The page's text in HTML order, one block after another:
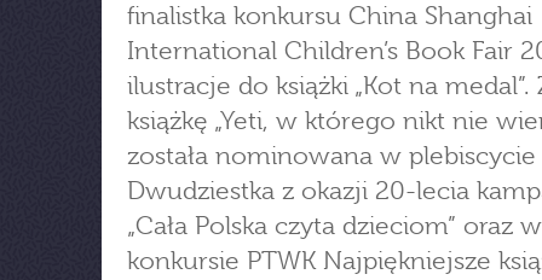
finalistka konkursu China Shanghai
International Children’s Book Fair
ilustracje do książki „Kot na medal”.
książkę „Yeti, w którego nikt nie
została nominowana w plebiscycie
Dwudziestka z okazji 20-lecia
„Cała Polska czyta dzieciom” oraz w
konkursie PTWK Najpiękniejsze